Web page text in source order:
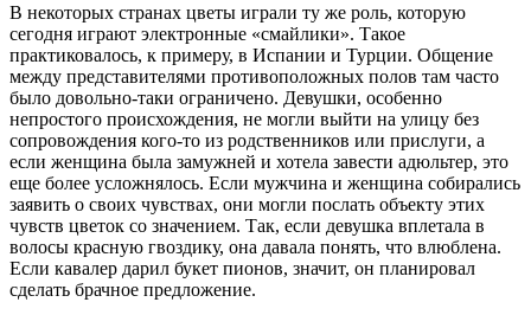
В некоторых странах цветы играли ту же роль, которую
сегодня играют электронные «смайлики». Такое
практиковалось, к примеру, в Испании и Турции. Общение
между представителями противоположных полов там часто
было довольно-таки ограничено. Девушки, особенно
непростого происхождения, не могли выйти на улицу без
сопровождения кого-то из родственников или прислуги, а
если женщина была замужней и хотела завести адюльтер, это
еще более усложнялось. Если мужчина и женщина собирались
заявить о своих чувствах, они могли послать объекту этих
чувств цветок со значением. Так, если девушка вплетала в
волосы красную гвоздику, она давала понять, что влюблена.
Если кавалер дарил букет пионов, значит, он планировал
сделать брачное предложение.